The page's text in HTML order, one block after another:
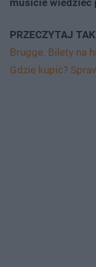
PRZECZYTAJ
Brugge. Bilety na
Gdzie kupić?